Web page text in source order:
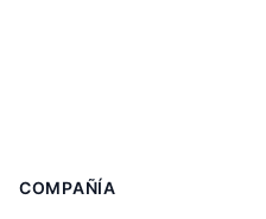
COMPAÑÍA